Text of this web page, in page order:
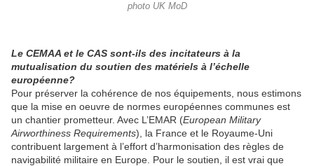
photo UK MoD
Le CEMAA et le CAS sont-ils des incitateurs à la
mutualisation du soutien des matériels à l’échelle
européenne?
Pour préserver la cohérence de nos équipements, nous estimons
que la mise en oeuvre de normes européennes communes est
un chantier prometteur. Avec L’EMAR (European Military
Airworthiness Requirements), la France et le Royaume-Uni
contribuent largement à l’effort d’harmonisation des règles de
navigabilité militaire en Europe. Pour le soutien, il est vrai que